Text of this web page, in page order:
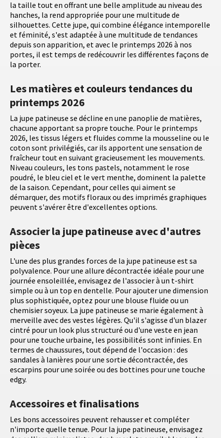
la taille tout en offrant une belle amplitude au niveau des
hanches, la rend appropriée pour une multitude de
silhouettes. Cette jupe, qui combine élégance intemporelle
et féminité, s'est adaptée à une multitude de tendances
depuis son apparition, et avec le printemps 2026 à nos
portes, il est temps de redécouvrir les différentes façons de
la porter.
Les matières et couleurs tendances du
printemps 2026
La jupe patineuse se décline en une panoplie de matières,
chacune apportant sa propre touche. Pour le printemps
2026, les tissus légers et fluides comme la mousseline ou le
coton sont privilégiés, car ils apportent une sensation de
fraîcheur tout en suivant gracieusement les mouvements.
Niveau couleurs, les tons pastels, notamment le rose
poudré, le bleu ciel et le vert menthe, dominent la palette
de la saison. Cependant, pour celles qui aiment se
démarquer, des motifs floraux ou des imprimés graphiques
peuvent s'avérer être d'excellentes options.
Associer la jupe patineuse avec d'autres
pièces
L'une des plus grandes forces de la jupe patineuse est sa
polyvalence. Pour une allure décontractée idéale pour une
journée ensoleillée, envisagez de l'associer à un t-shirt
simple ou à un top en dentelle. Pour ajouter une dimension
plus sophistiquée, optez pour une blouse fluide ou un
chemisier soyeux. La jupe patineuse se marie également à
merveille avec des vestes légères. Qu'il s'agisse d'un blazer
cintré pour un look plus structuré ou d'une veste en jean
pour une touche urbaine, les possibilités sont infinies. En
termes de chaussures, tout dépend de l'occasion : des
sandales à lanières pour une sortie décontractée, des
escarpins pour une soirée ou des bottines pour une touche
edgy.
Accessoires et finalisations
Les bons accessoires peuvent rehausser et compléter
n'importe quelle tenue. Pour la jupe patineuse, envisagez